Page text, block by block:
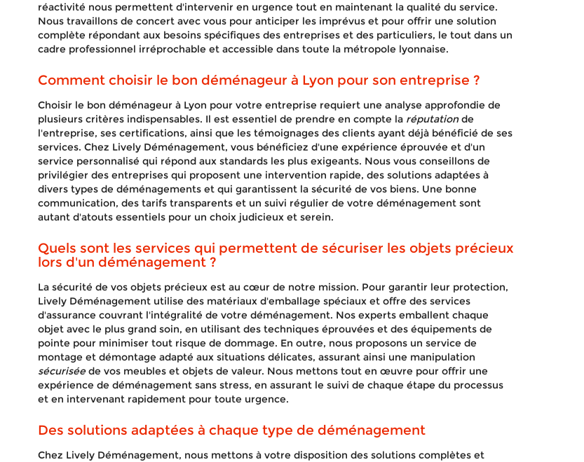
réactivité nous permettent d'intervenir en urgence tout en maintenant la qualité du service.
Nous travaillons de concert avec vous pour anticiper les imprévus et pour offrir une solution
complète répondant aux besoins spécifiques des entreprises et des particuliers, le tout dans un
cadre professionnel irréprochable et accessible dans toute la métropole lyonnaise.
Comment choisir le bon déménageur à Lyon pour son entreprise ?
Choisir le bon déménageur à Lyon pour votre entreprise requiert une analyse approfondie de
plusieurs critères indispensables. Il est essentiel de prendre en compte la réputationde
l'entreprise, ses certifications, ainsi que les témoignages des clients ayant déjà bénéficié de ses
services. Chez Lively Déménagement, vous bénéficiez d'une expérience éprouvée et d'un
service personnalisé qui répond aux standards les plus exigeants. Nous vous conseillons de
privilégier des entreprises qui proposent une intervention rapide, des solutions adaptées à
divers types de déménagements et qui garantissent la sécurité de vos biens. Une bonne
communication, des tarifs transparents et un suivi régulier de votre déménagement sont
autant d'atouts essentiels pour un choix judicieux et serein.
Quels sont les services qui permettent de sécuriser les objets précieux
lors d'un déménagement ?
La sécurité de vos objets précieux est au cœur de notre mission. Pour garantir leur protection,
Lively Déménagement utilise des matériaux d'emballage spéciaux et offre des services
d'assurance couvrant l'intégralité de votre déménagement. Nos experts emballent chaque
objet avec le plus grand soin, en utilisant des techniques éprouvées et des équipements de
pointe pour minimiser tout risque de dommage. En outre, nous proposons un service de
montage et démontage adapté aux situations délicates, assurant ainsi une manipulation
sécuriséede vos meubles et objets de valeur. Nous mettons tout en œuvre pour offrir une
expérience de déménagement sans stress, en assurant le suivi de chaque étape du processus
et en intervenant rapidement pour toute urgence.
Des solutions adaptées à chaque type de déménagement
Chez Lively Déménagement, nous mettons à votre disposition des solutions complètes et